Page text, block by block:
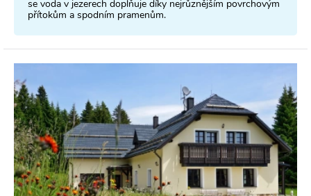
se voda v jezerech doplňuje díky nejrůznějším povrchovým
přítokům a spodním pramenům.